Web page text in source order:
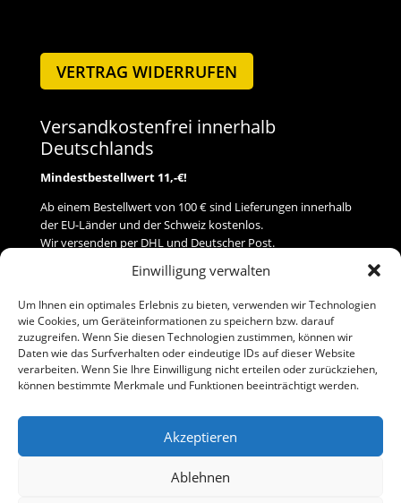
Einwilligung verwalten
Um Ihnen ein optimales Erlebnis zu bieten, verwenden wir Technologien
wie Cookies, um Geräteinformationen zu speichern bzw. darauf
zuzugreifen. Wenn Sie diesen Technologien zustimmen, können wir
Daten wie das Surfverhalten oder eindeutige IDs auf dieser Website
verarbeiten. Wenn Sie Ihre Einwilligung nicht erteilen oder zurückziehen,
können bestimmte Merkmale und Funktionen beeinträchtigt werden.
Akzeptieren
Ablehnen
VERTRAG WIDERRUFEN
Versandkostenfrei innerhalb
Deutschlands
Mindestbestellwert 11,-€!
Ab einem Bestellwert von 100 € sind Lieferungen innerhalb
der EU-Länder und der Schweiz kostenlos.
Wir versenden per DHL und Deutscher Post.
Versand
Zahlung
Baumann Modellspielwaren
Telefon (0 91 61) 33 84